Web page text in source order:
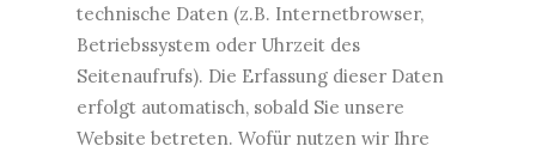
technische Daten (z.B. Internetbrowser,
Betriebssystem oder Uhrzeit des
Seitenaufrufs). Die Erfassung dieser Daten
erfolgt automatisch, sobald Sie unsere
Website betreten. Wofür nutzen wir Ihre